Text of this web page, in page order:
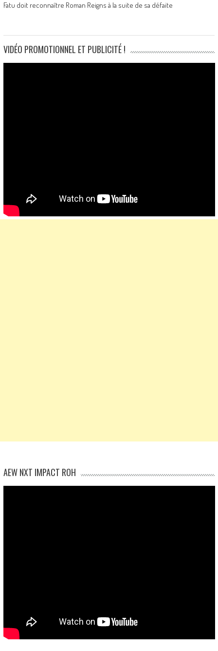
Fatu doit reconnaître Roman Reigns à la suite de sa défaite
VIDÉO PROMOTIONNEL ET PUBLICITÉ !
AEW NXT IMPACT ROH